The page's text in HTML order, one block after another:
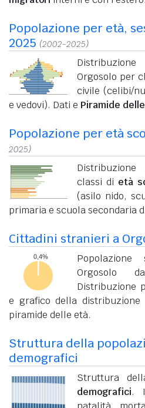
Popolazione per età,
2025 (2002-2025)
Orgosolo per
civile (celibi/
e vedovi). Dati e Piramide
Popolazione per età
2025)
classi di età
(asilo nido,
primaria e scuola secondaria
Cittadini stranieri a
Orgosolo
Distribuzione
e grafico della
piramide delle età.
Struttura della
demografici
Struttura
demografici.